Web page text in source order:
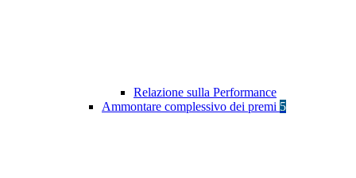
Relazione sulla Performance
Ammontare complessivo dei premi 5